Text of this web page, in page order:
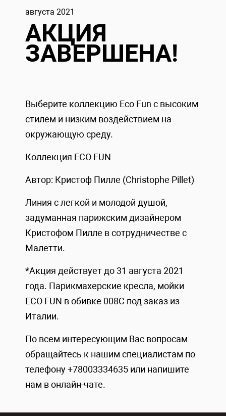
августа 2021
АКЦИЯ
ЗАВЕРШЕНА!
Выберите коллекцию Eco Fun с высоким
стилем и низким воздействием на
окружающую среду.
Коллекция ECO FUN
Автор: Кристоф Пилле (Christophe Pillet)
Линия с легкой и молодой душой,
задуманная парижским дизайнером
Кристофом Пилле в сотрудничестве с
Малетти.
*Акция действует до 31 августа 2021
года. Парикмахерские кресла, мойки
ECO FUN в обивке 008С под заказ из
Италии.
По всем интересующим Вас вопросам
обращайтесь к нашим специалистам по
телефону +78003334635 или напишите
нам в онлайн-чате.